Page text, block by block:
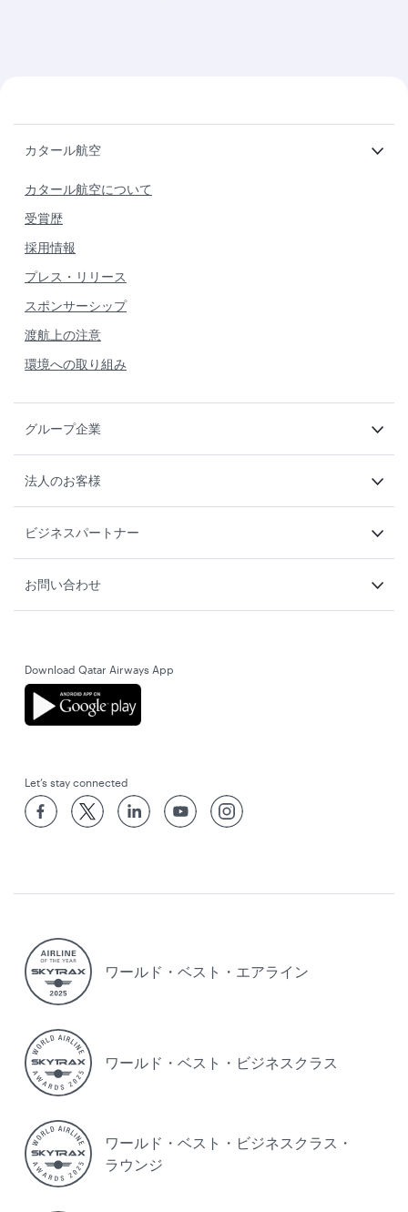
カタール航空
カタール航空について
受賞歴
採用情報
プレス・リリース
スポンサーシップ
渡航上の注意
環境への取り組み
グループ企業
法人のお客様
ビジネスパートナー
お問い合わせ
Download Qatar Airways App
Let’s stay connected
ワールド・ベスト・エアライン
ワールド・ベスト・ビジネスクラス
ワールド・ベスト・ビジネスクラス・
ラウンジ